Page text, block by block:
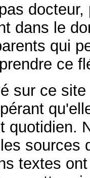
dans le
qui
ce
sur ce
quotidien.
sources
textes